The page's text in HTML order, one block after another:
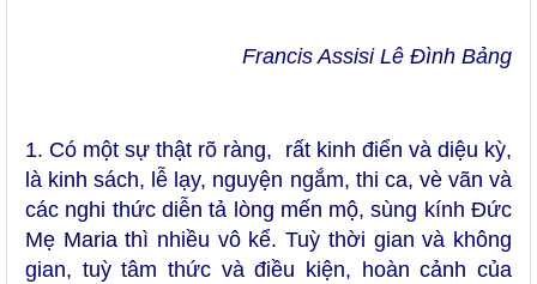
Francis Assisi Lê Đình Bảng
1. Có một sự thật rõ ràng, rất kinh điển và diệu kỳ,
là kinh sách, lễ lạy, nguyện ngắm, thi ca, vè vãn và
các nghi thức diễn tả lòng mến mộ, sùng kính Đức
Mẹ Maria thì nhiều vô kể. Tuỳ thời gian và không
gian, tuỳ tâm thức và điều kiện, hoàn cảnh của